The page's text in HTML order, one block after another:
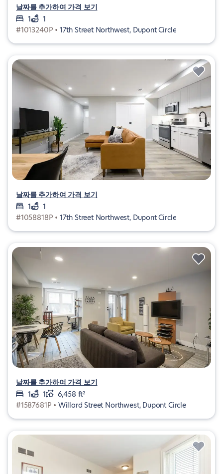
날짜를 추가하여 가격 보기
1
1
#1013240P • 17th Street Northwest, Dupont Circle
날짜를 추가하여 가격 보기
1
1
#1058818P • 17th Street Northwest, Dupont Circle
날짜를 추가하여 가격 보기
1
1
6,458 ft²
#1587681P • Willard Street Northwest, Dupont Circle